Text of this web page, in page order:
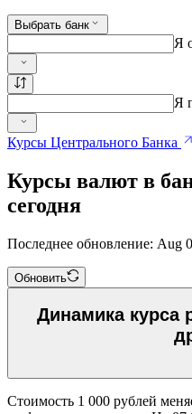
Выбрать банк
Я
Я
Курсы Центрального Банка
Курсы валют в
сегодня
Последнее обновление: Aug
Обновить
Динамика курса
Стоимость 1 000 рублей